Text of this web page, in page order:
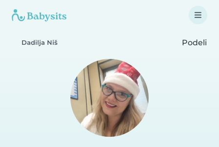
Dadilja Niš Podeli